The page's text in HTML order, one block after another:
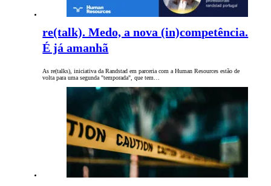
re(talk). Medo, a nova (in)competência.
É já amanhã
As re(talks), iniciativa da Randstad em parceria com a Human Resources estão de
volta para uma segunda "temporada", que tem…